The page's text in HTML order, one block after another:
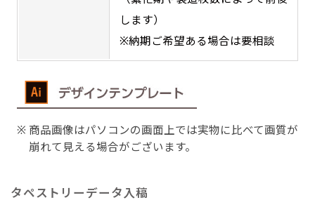
します）
※納期ご希望ある場合は要相談
商品画像はパソコンの画面上では実物に比べて画質が
崩れて見える場合がございます。
タペストリーデータ入稿
ジャンボ(90x270)
遠くからでも視認しやすいジャンボサイズです。
駐車場などのスペースに余裕がある場所で大々的
に宣伝できます。
4mまたは5mのポールが必要です。
ジャンボ(270x90)
遠くからでも視認しやすいジャンボサイズです。
駐車場などのスペースに余裕がある場所で大々的
に宣伝できます。
4mまたは5mのポールが必要です。
防炎加工（納期+1営業日）［ +540円 ］
のぼり旗の防炎加工は、消防法で定められてい
る場所でのぼり旗を使用する際に推奨されてい
ます。防炎加工によってのぼり旗が炎に触れても
燃えにくくなります。（燃えるというより溶け
素材に特殊な化学薬品を使用して延焼を抑えま